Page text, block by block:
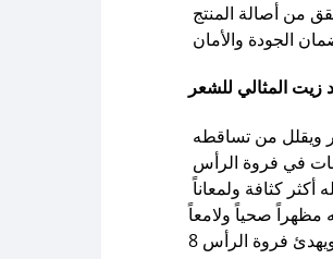
من أصالة المنتج
الجودة والأمان
زيت المثالي للشعر
ويقلل من تساقطه
في فروة الرأس
كثافة ولمعاناً
مظهراً صحياً ولامعاً
فروة الرأس